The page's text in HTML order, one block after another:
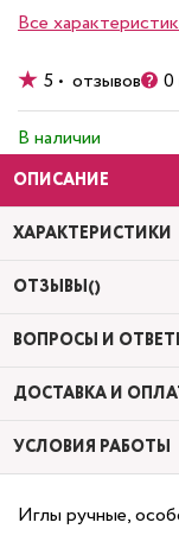
Все
5 • отзывов 0
В наличии
ОПИСАНИЕ
ХАРАКТЕРИСТИКИ
ОТЗЫВЫ()
ВОПРОСЫ И
ДОСТАВКА И
УСЛОВИЯ РАБОТЫ
Иглы ручные,